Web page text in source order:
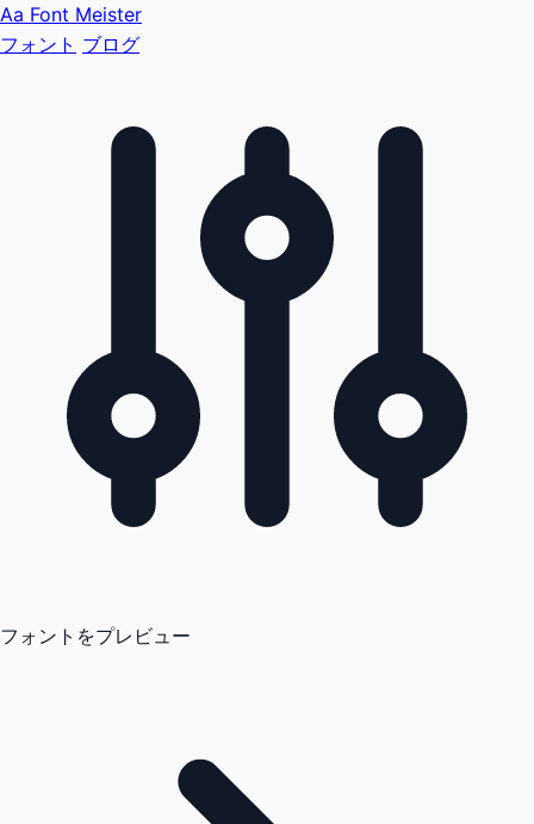
Aa Font Meister
フォント ブログ
フォントをプレビュー